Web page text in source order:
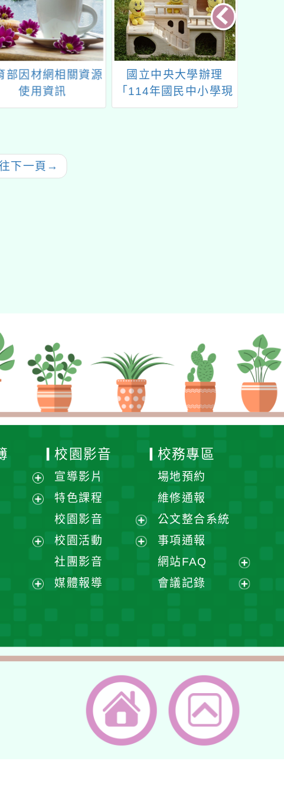
立中央大學辦理
年國民中小學現
師客語文教學增能
習計畫（第2梯
「運用多元背景家庭知
識基金的幼兒 方案課
程」、「在國教體系中
下一頁 →
展
開
單
選
選
單
校園影音
宣導影片
特色課程
校園影音
展
開
校園活動
社團影音
媒體報導
校務專區
場地預約
維修通報
公文整合系統
事項通報
網站FAQ
展
會議記錄
單